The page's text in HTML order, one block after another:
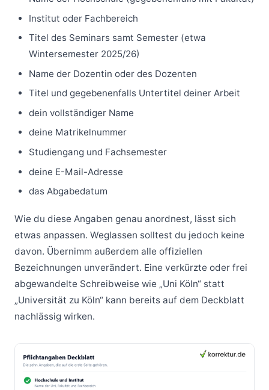
Institut oder Fachbereich
Titel des Seminars samt Semester (etwa
Wintersemester 2025/26)
Name der Dozentin oder des Dozenten
Titel und gegebenenfalls Untertitel deiner Arbeit
dein vollständiger Name
deine Matrikelnummer
Studiengang und Fachsemester
deine E-Mail-Adresse
das Abgabedatum
Wie du diese Angaben genau anordnest, lässt sich
etwas anpassen. Weglassen solltest du jedoch keine
davon. Übernimm außerdem alle offiziellen
Bezeichnungen unverändert. Eine verkürzte oder frei
abgewandelte Schreibweise wie „Uni Köln“ statt
„Universität zu Köln“ kann bereits auf dem Deckblatt
nachlässig wirken.